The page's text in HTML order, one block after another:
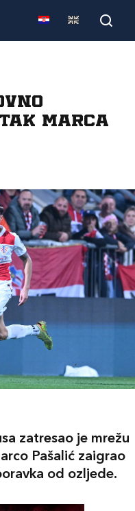
Marca
zatresao je mrežu
Pašalić zaigrao
od ozljede.